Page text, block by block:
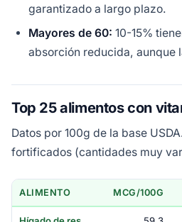
garantizado a largo plazo.
Mayores de 60: 10-15%
absorción reducida, aunque
Top 25 alimentos con
Datos por 100g de la base
fortificados (cantidades muy
ALIMENTO MCG/100G